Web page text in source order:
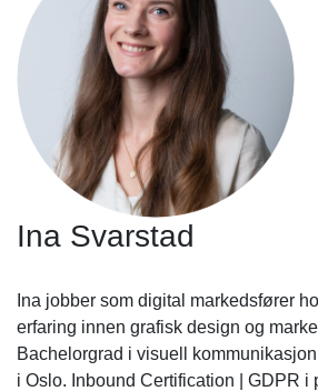
Ina Svarstad
Ina jobber som digital markedsfører
erfaring innen grafisk design og
Bachelorgrad i visuell
i Oslo. Inbound Certification | GDPR i